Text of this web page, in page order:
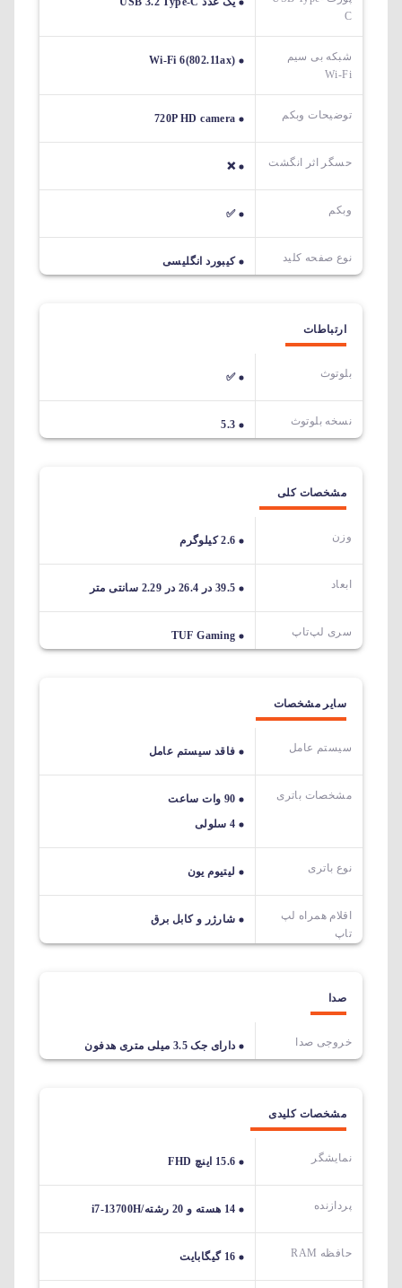
C
شبکه بی سیم
Wi-Fi
Wi-Fi 6(802.11ax)
توضیحات وبکم 720P HD camera
حسگر اثر انگشت ❌
وبکم ✅
نوع صفحه کلید کیبورد انگلیسی
ارتباطات
بلوتوث ✅
نسخه بلوتوث 5.3
مشخصات کلی
وزن 2.6 کیلوگرم
ابعاد 39.5 در 26.4 در 2.29 سانتی متر
سری لپ‌تاپ TUF Gaming
سایر مشخصات
سیستم عامل فاقد سیستم عامل
مشخصات باتری
90 وات ساعت
4 سلولی
نوع باتری لیتیوم یون
اقلام همراه لپ
تاپ
شارژر و کابل برق
صدا
خروجی صدا دارای جک 3.5 میلی متری هدفون
مشخصات کلیدی
نمایشگر 15.6 اینچ FHD
پردازنده 14 هسته و 20 رشته/i7-13700H
حافظه RAM 16 گیگابایت